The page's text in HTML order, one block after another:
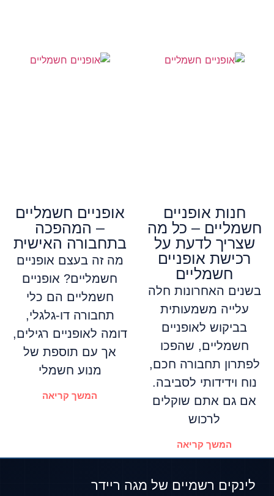
חנות אופניים
חשמליים – כל מה
שצריך לדעת על
רכישת אופניים
חשמליים
בשנים האחרונות חלה
עלייה משמעותית
בביקוש לאופניים
חשמליים, שהפכו
לפתרון תחבורה חכם,
נוח וידידותי לסביבה.
אם גם אתם שוקלים
לרכוש
המשך קריאה
אופניים חשמליים
– המהפכה
בתחבורה האישית
מה זה בעצם אופניים
חשמליים? אופניים
חשמליים הם כלי
תחבורה דו-גלגלי,
דומה לאופניים רגילים,
אך עם תוספת של
מנוע חשמלי
המשך קריאה
לינקים רשמיים של מגה ריידר